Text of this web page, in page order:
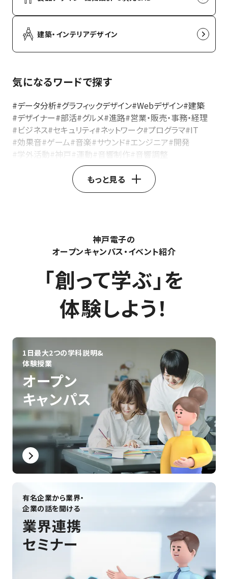
建築・インテリアデザイン
気になるワードで探す
#データ分析#グラフィックデザイン#Webデザイン#建築
#デザイナー#部活#グルメ#進路#営業・販売・事務・経理
#ビジネス#セキュリティ#ネットワーク#プログラマ#IT
#効果音#ゲーム#音楽#サウンド#エンジニア#開発
#学外活動#神戸#運動#音響制作#音響調整
#音響ディレクター#イベント音響
#レコーディングエンジニア#音響ミキサー
#ライブ音響#音響エンジニア
#ストーリーテリング
#動画マーケティング#YouTube動画制作
#エンジニア職種 #技術者キャリア#産業用ロボット
#回路設計#電子機器設計
#カスタマーエンジニア#フィールドエンジニア
#組込みエンジニア#ハードウェアエンジニア
#声優演技#声優学校#声優志望#声優
#神戸電子専門学校#CG制作
#VTuber配信
#バーチャルユーチューバー
#建築学生
#クリエイティブな仕事
#住まいづくり
#設計のプロ
#建築の仕事#空間デザイン #ものづくりの仕事
#建築系国家資格#建築士になるには#学生の声#海外
#学生生活#なるには #キャリアパス#3DCG#AI #VTuber
#音・音楽#作曲・編曲 #アニメ#コンテスト
#プログラミング
#学校生活 #蒐命のラスティル#インディーゲーム#就職活動
#制作展・発表会#資格#VR・仮想空間
#ゲーム＆エンタメ領域#テクノロジー領域#デザイン領域
#絵を描く#自動制御#先生#共創#ノウハウ#創って学ぶ
#インテリア#保護者向け
#ゲーム開発#学生の作品
もっと見る
神戸電子の
オープンキャンパス・イベント紹介
「創って学ぶ」を
体験しよう！
1日最大2つの学科説明&
体験授業
オープン
キャンパス
有名企業から業界・
企業の話を聞ける
業界連携
セミナー